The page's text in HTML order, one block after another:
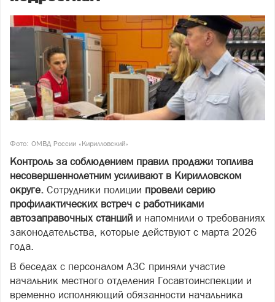
Фото: ОМВД России «Кирилловский»
Контроль за соблюдением правил продажи топлива
несовершеннолетним усиливают в Кирилловском
округе. Сотрудники полиции провели серию
профилактических встреч с работниками
автозаправочных станций и напомнили о требованиях
законодательства, которые действуют с марта 2026
года.
В беседах с персоналом АЗС приняли участие
начальник местного отделения Госавтоинспекции и
временно исполняющий обязанности начальника